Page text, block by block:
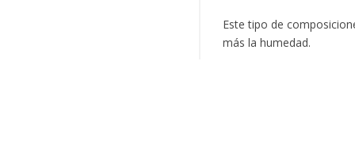
Este tipo de
más la humedad.